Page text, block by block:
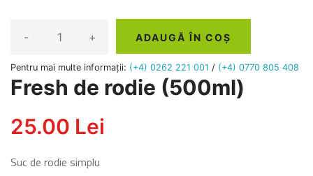
- + ADAUGĂ ÎN COȘ
Pentru mai multe informații: (+4) 0262 221 001 / (+4) 0770 805 408
Fresh de rodie (500ml)
25.00 Lei
Suc de rodie simplu